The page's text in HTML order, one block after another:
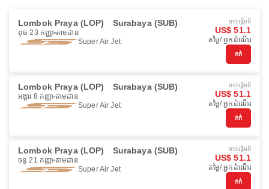
Lombok Praya (LOP) Surabaya (SUB)
ពុធ 23 កញ្ញា តាមដាន
Super Air Jet
ចាប់ផ្ដើមពី
US$ 51.1
តម្លៃ/ អ្នកដំណើរ
កក់
Lombok Praya (LOP) Surabaya (SUB)
អង្គារ 8 កញ្ញា តាមដាន
Super Air Jet
ចាប់ផ្ដើមពី
US$ 51.1
តម្លៃ/ អ្នកដំណើរ
កក់
Lombok Praya (LOP) Surabaya (SUB)
ចន្ទ 21 កញ្ញា តាមដាន
Super Air Jet
ចាប់ផ្ដើមពី
US$ 51.1
តម្លៃ/ អ្នកដំណើរ
កក់